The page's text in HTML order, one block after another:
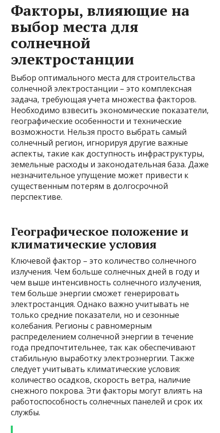
Факторы, влияющие на
выбор места для
солнечной
электростанции
Выбор оптимального места для строительства
солнечной электростанции – это комплексная
задача, требующая учета множества факторов.
Необходимо взвесить экономические показатели,
географические особенности и технические
возможности. Нельзя просто выбрать самый
солнечный регион, игнорируя другие важные
аспекты, такие как доступность инфраструктуры,
земельные расходы и законодательная база. Даже
незначительное упущение может привести к
существенным потерям в долгосрочной
перспективе.
Географическое положение и
климатические условия
Ключевой фактор – это количество солнечного
излучения. Чем больше солнечных дней в году и
чем выше интенсивность солнечного излучения,
тем больше энергии сможет генерировать
электростанция. Однако важно учитывать не
только средние показатели, но и сезонные
колебания. Регионы с равномерным
распределением солнечной энергии в течение
года предпочтительнее, так как обеспечивают
стабильную выработку электроэнергии. Также
следует учитывать климатические условия:
количество осадков, скорость ветра, наличие
снежного покрова. Эти факторы могут влиять на
работоспособность солнечных панелей и срок их
службы.